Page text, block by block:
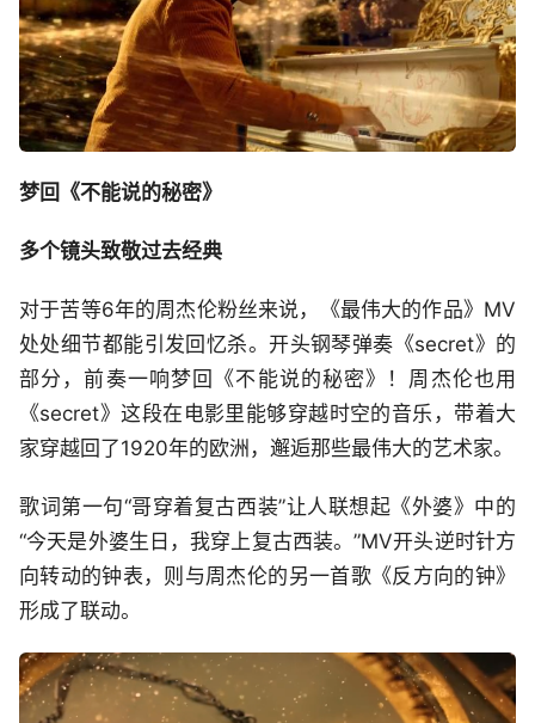
梦回《不能说的秘密》
多个镜头致敬过去经典
对于苦等6年的周杰伦粉丝来说，《最伟大的作品》MV
处处细节都能引发回忆杀。开头钢琴弹奏《secret》的
部分，前奏一响梦回《不能说的秘密》！周杰伦也用
《secret》这段在电影里能够穿越时空的音乐，带着大
家穿越回了1920年的欧洲，邂逅那些最伟大的艺术家。
歌词第一句“哥穿着复古西装”让人联想起《外婆》中的
“今天是外婆生日，我穿上复古西装。”MV开头逆时针方
向转动的钟表，则与周杰伦的另一首歌《反方向的钟》
形成了联动。